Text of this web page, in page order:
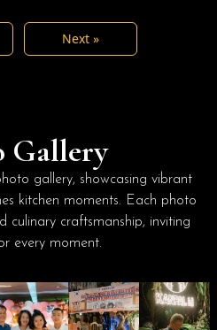
Next »
Gallery
gallery, showcasing vibrant
kitchen moments. Each photo
culinary craftsmanship, inviting
every moment.